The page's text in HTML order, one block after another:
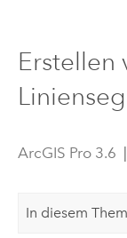
Erstellen
ArcGIS Pro 3.6 |
In diesem